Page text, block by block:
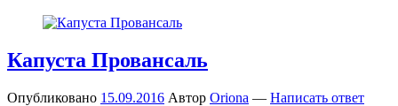
Капуста Провансаль
Опубликовано 15.09.2016 Автор Oriona — Написать ответ